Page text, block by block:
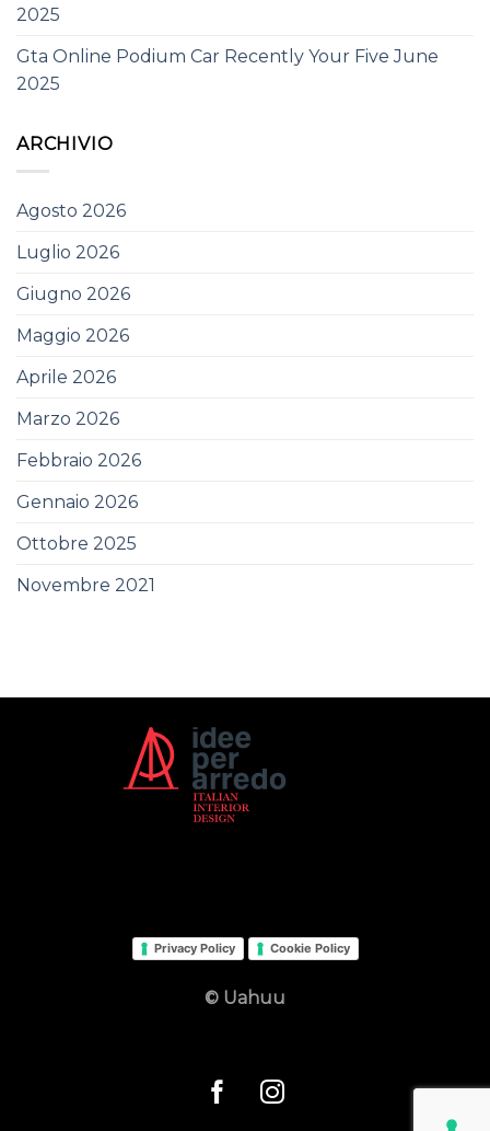
2025
Gta Online Podium Car Recently Your Five June
2025
ARCHIVIO
Agosto 2026
Luglio 2026
Giugno 2026
Maggio 2026
Aprile 2026
Marzo 2026
Febbraio 2026
Gennaio 2026
Ottobre 2025
Novembre 2021
Privacy Policy Cookie Policy
© Uahuu